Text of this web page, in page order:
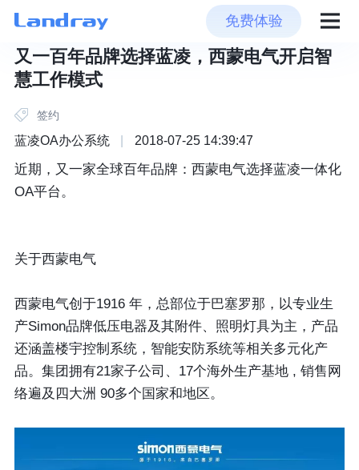
免费体验
又一百年品牌选择蓝凌，西蒙电气开启智
慧工作模式
签约
蓝凌OA办公系统 2018-07-25 14:39:47
近期，又一家全球百年品牌：西蒙电气选择蓝凌一体化
OA平台。
关于西蒙电气
西蒙电气创于1916 年，总部位于巴塞罗那，以专业生
产Simon品牌低压电器及其附件、照明灯具为主，产品
还涵盖楼宇控制系统，智能安防系统等相关多元化产
品。集团拥有21家子公司、17个海外生产基地 , 销售网
络遍及四大洲 90多个国家和地区。